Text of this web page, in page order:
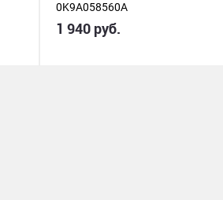
0K9A058560A
1 940 руб.